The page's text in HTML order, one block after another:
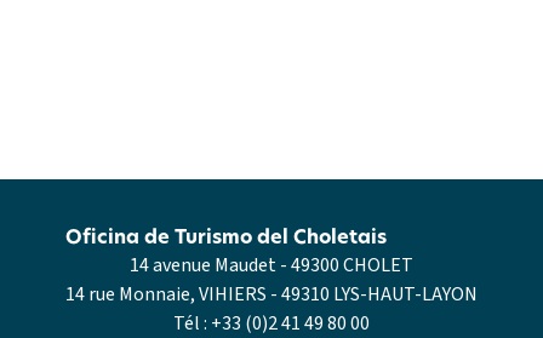
14 avenue Maudet - 49300 CHOLET
14 rue Monnaie, VIHIERS - 49310 LYS-HAUT-LAYON
Tél : +33 (0)2 41 49 80 00
Oficina de Turismo del Choletais